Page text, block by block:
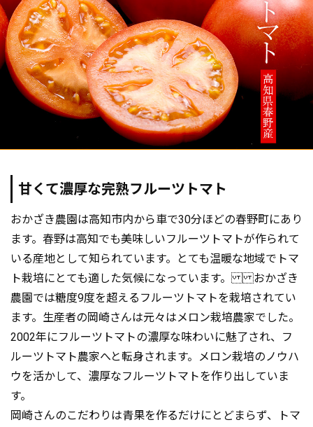
甘くて濃厚な完熟フルーツトマト
おかざき農園は高知市内から車で30分ほどの春野町にあり
ます。春野は高知でも美味しいフルーツトマトが作られて
いる産地として知られています。とても温暖な地域でトマ
ト栽培にとても適した気候になっています。 おかざき
農園では糖度9度を超えるフルーツトマトを栽培されてい
ます。生産者の岡崎さんは元々はメロン栽培農家でした。
2002年にフルーツトマトの濃厚な味わいに魅了され、フ
ルーツトマト農家へと転身されます。メロン栽培のノウハ
ウを活かして、濃厚なフルーツトマトを作り出していま
す。
岡崎さんのこだわりは青果を作るだけにとどまらず、トマ